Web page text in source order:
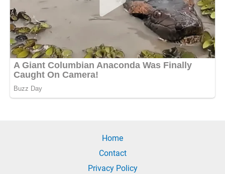
Home
Contact
Privacy Policy